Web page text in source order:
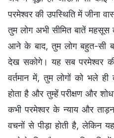
परमेश्वर की उपस्थिति में जीना
तुम लोग अभी सीमित बातें
आने के बाद, तुम लोग बहुत-सी
देख सकोगे। यह सब परमेश्वर
वर्तमान में, तुम लोगों को भले
होता है और तुम्हें परीक्षण और
कभी परमेश्वर के न्याय और
वचनों से पीड़ा होती है, लेकिन